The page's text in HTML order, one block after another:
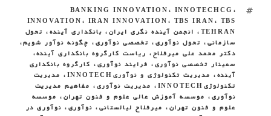
BANKING INNOVATION ، INNOTECHCG ،
INNOVATION ، IRAN INNOVATION ، TBS IRAN ،
TBS
TEHRAN ، انجمن آینده نگری ایران ، بانکداری آینده ، تحول
سازمانی ، تحول نوآوری ، تخصصى نوآورى ، چگونه نوآور شویم،
دکتر محمد علی میرفلاح ، ریاست کارگروه بانکداری آینده،
سمینار تخصصى نوآورى ، فرایند نوآوری ،
کارگروه بانکداری
آینده ، مدیریت تکنولوژی و نوآوریINNOTECH ،
مدیریت
تکنولوژیINNOTECH
، مدیریت نوآوری ،
مفاهیم مدیریت
نوآورى ، موسسه آموزش عالی علوم و فنون تهران ،
موسسه
علوم و فنون تهران ، میرفلاح لیالستانی ، نوآوری ، نوآوری در